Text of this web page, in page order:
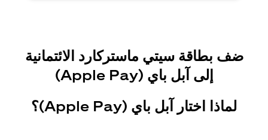
ضف بطاقة سيتي ماستركارد الائتمانية
إلى آبل باي (Apple Pay)
لماذا اختار آبل باي (Apple Pay)؟